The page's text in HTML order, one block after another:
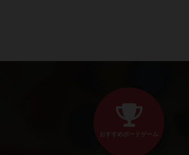
おすすめボードゲーム